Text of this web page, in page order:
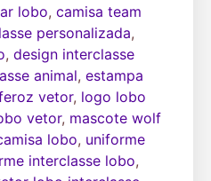
lobo, camisa team
personalizada,
, design interclasse
animal, estampa
vetor, logo lobo
vetor, mascote wolf
lobo, uniforme
interclasse lobo,